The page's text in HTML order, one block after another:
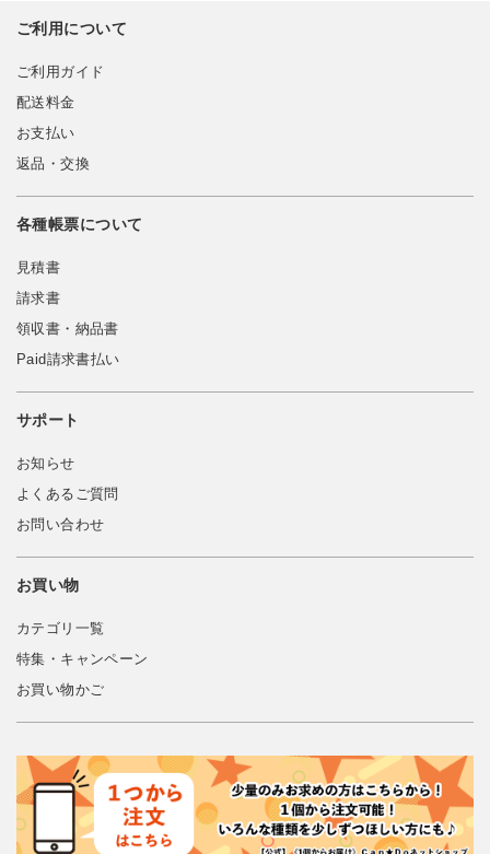
ご利用について
ご利用ガイド
配送料金
お支払い
返品・交換
各種帳票について
見積書
請求書
領収書・納品書
Paid請求書払い
サポート
お知らせ
よくあるご質問
お問い合わせ
お買い物
カテゴリ一覧
特集・キャンペーン
お買い物かご